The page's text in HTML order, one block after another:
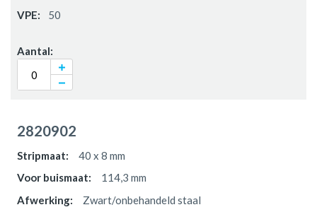
50
2820902
40 x 8 mm
114,3 mm
Zwart/onbehandeld staal